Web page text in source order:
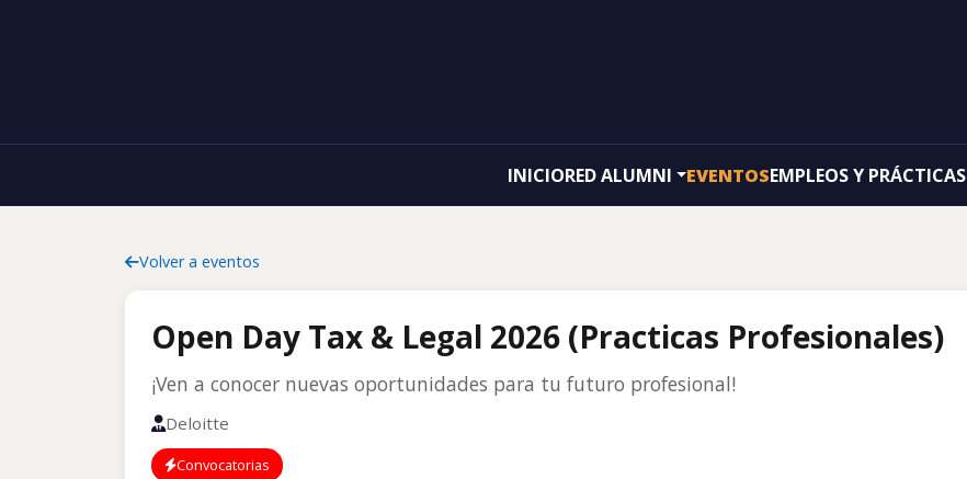
INICIORED ALUMNI EVENTOSEMPLEOS Y PRÁCTICAS
Volver a eventos
Open Day Tax & Legal 2026 (Practicas Profesionales)
¡Ven a conocer nuevas oportunidades para tu futuro profesional!
Deloitte
Convocatorias